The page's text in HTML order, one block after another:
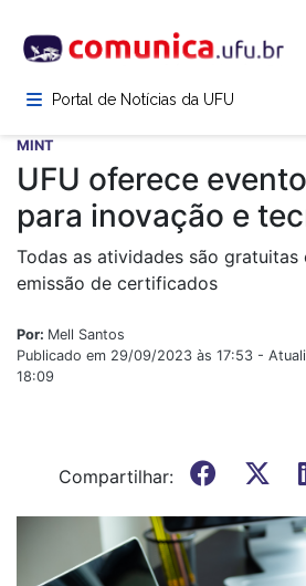
para
conteúdoPortal de Notícias da UFU
MINT
UFU oferece
para inovação e
Todas as atividades são gratuitas
emissão de certificados
Por: Mell Santos
Publicado em 29/09/2023 às 17:53 -
18:09
Compartilhar: